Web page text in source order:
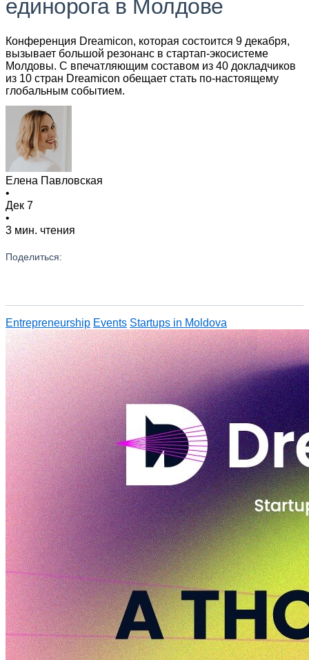
единорога в Молдове
Конференция Dreamicon, которая состоится 9 декабря,
вызывает большой резонанс в стартап-экосистеме
Молдовы. С впечатляющим составом из 40 докладчиков
из 10 стран Dreamicon обещает стать по-настоящему
глобальным событием.
Елена Павловская
•
Дек 7
•
3 мин. чтения
Поделиться:
Entrepreneurship Events Startups in Moldova